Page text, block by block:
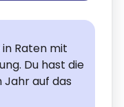
in Raten mit
Du hast die
auf das